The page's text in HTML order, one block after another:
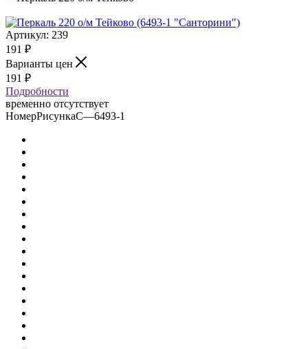
Артикул: 239
191 ₽
Варианты цен
191 ₽
Подробности
временно отсутствует
НомерРисункаС—6493-1